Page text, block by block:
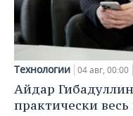
Технологии 04 авг, 00:00
Айдар
практически